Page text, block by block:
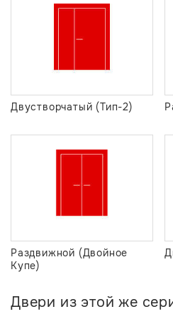
Двустворчатый (Тип-2)
Раздвижной (Двойное
Купе)
Двери из этой же